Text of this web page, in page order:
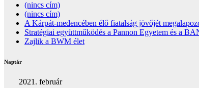
(nincs cím)
(nincs cím)
A Kárpát-medencében élő fiatalság jövőjét
Stratégiai együttműködés a Pannon Egyetem és a
Zajlik a BWM élet
Naptár
2021. február